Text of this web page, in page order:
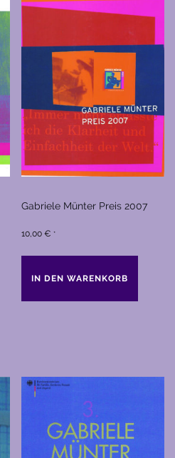
Gabriele Münter Preis 2007
10,00€ *
IN DEN WARENKORB